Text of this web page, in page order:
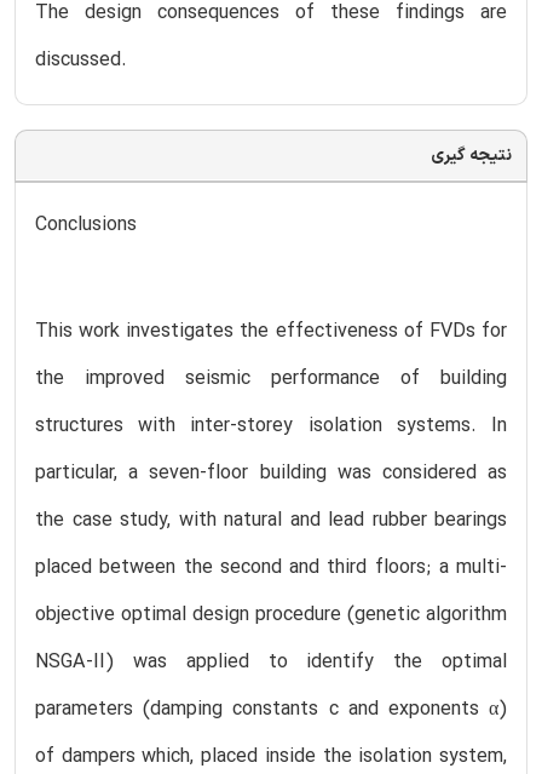
The design consequences of these findings are
discussed.
نتیجه گیری
Conclusions
This work investigates the effectiveness of FVDs for
the improved seismic performance of building
structures with inter-storey isolation systems. In
particular, a seven-floor building was considered as
the case study, with natural and lead rubber bearings
placed between the second and third floors; a multi-
objective optimal design procedure (genetic algorithm
NSGA-II) was applied to identify the optimal
parameters (damping constants c and exponents α)
of dampers which, placed inside the isolation system,